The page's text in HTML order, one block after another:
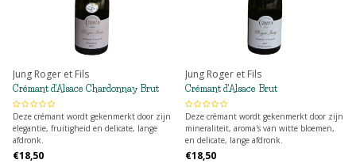
Jung Roger et Fils
Crémant d'Alsace Chardonnay Brut
Deze crémant wordt gekenmerkt door zijn
elegantie, fruitigheid en delicate, lange
afdronk.
€18,50
Jung Roger et Fils
Crémant d'Alsace Brut
Deze crémant wordt gekenmerkt door zijn
mineraliteit, aroma's van witte bloemen,
en delicate, lange afdronk.
€18,50